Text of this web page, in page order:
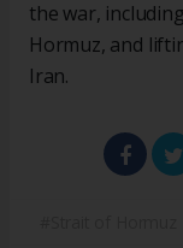
the war,
Hormuz, and
Iran.